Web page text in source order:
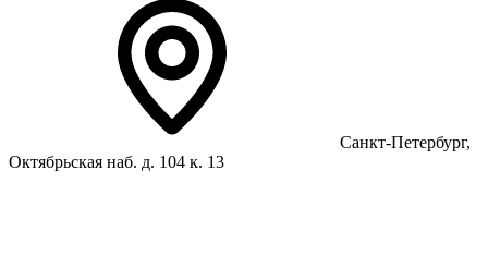
Санкт-Петербург,
Октябрьская наб. д. 104 к. 13